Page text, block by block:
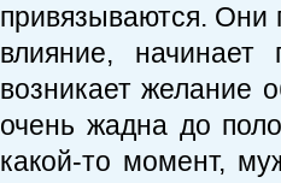
привязываются.
влияние, начинает
возникает желание
очень жадна до
какой-то момент,